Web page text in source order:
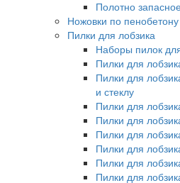
Полотно
Ножовки по пенобетону
Пилки для лобзика
Наборы пилок
Пилки для
Пилки для
и стеклу
Пилки для
Пилки для
Пилки для
Пилки для
Пилки для
Пилки для